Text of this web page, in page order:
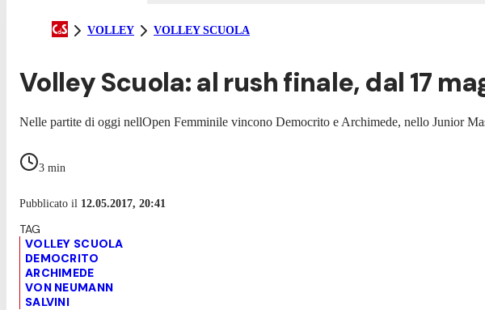
VOLLEY VOLLEY SCUOLA
Volley Scuola: al rush finale, dal 17
Nelle partite di oggi nellOpen Femminile vincono Democrito e Archimede, nello Junior
3 min
Pubblicato il 12.05.2017, 20:41
VOLLEY SCUOLA
DEMOCRITO
ARCHIMEDE
VON NEUMANN
SALVINI